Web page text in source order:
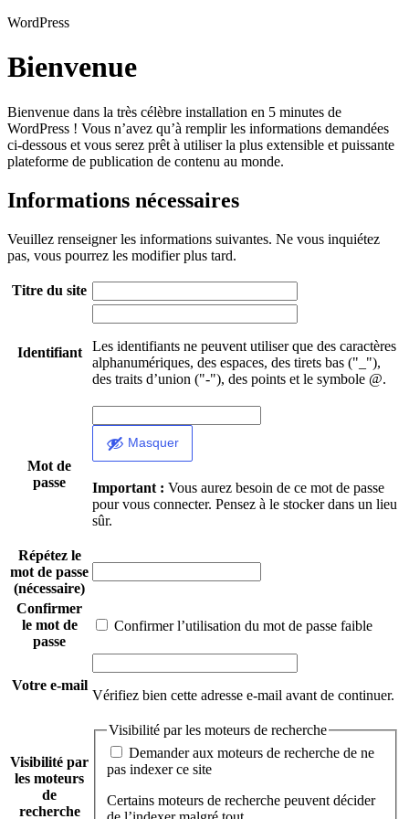
WordPress
Bienvenue
Bienvenue dans la très célèbre installation en 5 minutes de
WordPress ! Vous n’avez qu’à remplir les informations demandées
ci-dessous et vous serez prêt à utiliser la plus extensible et puissante
plateforme de publication de contenu au monde.
Informations nécessaires
Veuillez renseigner les informations suivantes. Ne vous inquiétez
pas, vous pourrez les modifier plus tard.
Titre du site
Identifiant
Les identifiants ne peuvent utiliser que des caractères
alphanumériques, des espaces, des tirets bas ("_"),
des traits d’union ("-"), des points et le symbole @.
Mot de
passe
Masquer
Important : Vous aurez besoin de ce mot de passe
pour vous connecter. Pensez à le stocker dans un lieu
sûr.
Répétez le
mot de passe
(nécessaire)
Confirmer
le mot de
passe
Confirmer l’utilisation du mot de passe faible
Votre e-mail
Vérifiez bien cette adresse e-mail avant de continuer.
Visibilité par
les moteurs
de
recherche
Visibilité par les moteurs de recherche
pas indexer ce site
Certains moteurs de recherche peuvent décider